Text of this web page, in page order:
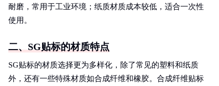
耐磨，常用于工业环境；纸质材质成本较低，适合一次性
使用。
二、SG贴标的材质特点
SG贴标的材质选择更为多样化，除了常见的塑料和纸质
外，还有一些特殊材质如合成纤维和橡胶。合成纤维贴标